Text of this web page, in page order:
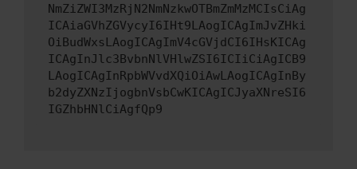
NmZiZWI3MzRjN2NmNzkwOTBmZmMzMCIsCiAg
ICAiaGVhZGVycyI6IHt9LAogICAgImJvZHki
OiBudWxsLAogICAgImV4cGVjdCI6IHsKICAg
ICAgInJlc3BvbnNlVHlwZSI6ICIiCiAgICB9
LAogICAgInRpbWVvdXQiOiAwLAogICAgInBy
b2dyZXNzIjogbnVsbCwKICAgICJyaXNreSI6
IGZhbHNlCiAgfQp9